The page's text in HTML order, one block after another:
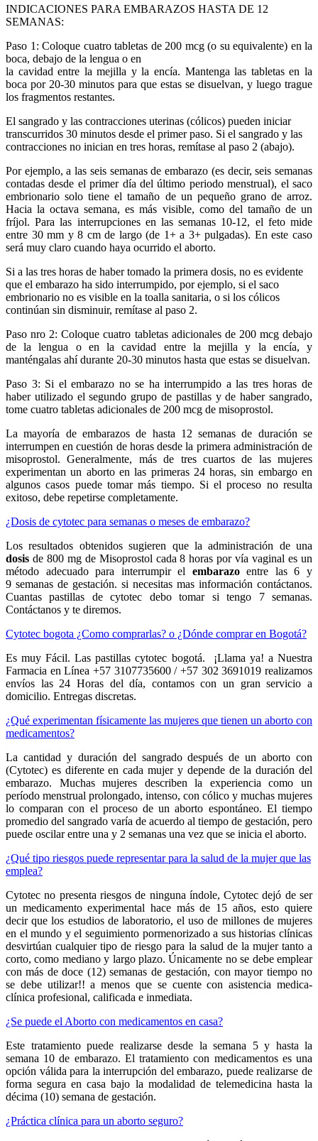
INDICACIONES PARA EMBARAZOS HASTA DE 12
SEMANAS:
Paso 1: Coloque cuatro tabletas de 200 mcg (o su equivalente) en la
boca, debajo de la lengua o en
la cavidad entre la mejilla y la encía. Mantenga las tabletas en la
boca por 20-30 minutos para que estas se disuelvan, y luego trague
los fragmentos restantes.
El sangrado y las contracciones uterinas (cólicos) pueden iniciar
transcurridos 30 minutos desde el primer paso. Si el sangrado y las
contracciones no inician en tres horas, remítase al paso 2 (abajo).
Por ejemplo, a las seis semanas de embarazo (es decir, seis semanas
contadas desde el primer día del último periodo menstrual), el saco
embrionario solo tiene el tamaño de un pequeño grano de arroz.
Hacia la octava semana, es más visible, como del tamaño de un
fríjol. Para las interrupciones en las semanas 10-12, el feto mide
entre 30 mm y 8 cm de largo (de 1+ a 3+ pulgadas). En este caso
será muy claro cuando haya ocurrido el aborto.
Si a las tres horas de haber tomado la primera dosis, no es evidente
que el embarazo ha sido interrumpido, por ejemplo, si el saco
embrionario no es visible en la toalla sanitaria, o si los cólicos
continúan sin disminuir, remítase al paso 2.
Paso nro 2: Coloque cuatro tabletas adicionales de 200 mcg debajo
de la lengua o en la cavidad entre la mejilla y la encía, y
manténgalas ahí durante 20-30 minutos hasta que estas se disuelvan.
Paso 3: Si el embarazo no se ha interrumpido a las tres horas de
haber utilizado el segundo grupo de pastillas y de haber sangrado,
tome cuatro tabletas adicionales de 200 mcg de misoprostol.
La mayoría de embarazos de hasta 12 semanas de duración se
interrumpen en cuestión de horas desde la primera administración de
misoprostol. Generalmente, más de tres cuartos de las mujeres
experimentan un aborto en las primeras 24 horas, sin embargo en
algunos casos puede tomar más tiempo. Si el proceso no resulta
exitoso, debe repetirse completamente.
¿Dosis de cytotec para semanas o meses de embarazo?
Los resultados obtenidos sugieren que la administración de una
dosis de 800 mg de Misoprostol cada 8 horas por vía vaginal es un
método adecuado para interrumpir el embarazoentre las 6 y
9 semanas de gestación. si necesitas mas información contáctanos.
Cuantas pastillas de cytotec debo tomar si tengo 7 semanas.
Contáctanos y te diremos.
Cytotec bogota ¿Como comprarlas? o ¿Dónde comprar en Bogotá?
Es muy Fácil. Las pastillas cytotec bogotá. ¡Llama ya! a Nuestra
Farmacia en Línea +57 3107735600 / +57 302 3691019 realizamos
envíos las 24 Horas del día, contamos con un gran servicio a
domicilio. Entregas discretas.
¿Qué experimentan físicamente las mujeres que tienen un aborto con
medicamentos?
La cantidad y duración del sangrado después de un aborto con
(Cytotec) es diferente en cada mujer y depende de la duración del
embarazo. Muchas mujeres describen la experiencia como un
período menstrual prolongado, intenso, con cólico y muchas mujeres
lo comparan con el proceso de un aborto espontáneo. El tiempo
promedio del sangrado varía de acuerdo al tiempo de gestación, pero
puede oscilar entre una y 2 semanas una vez que se inicia el aborto.
¿Qué tipo riesgos puede representar para la salud de la mujer que las
emplea?
Cytotec no presenta riesgos de ninguna índole, Cytotec dejó de ser
un medicamento experimental hace más de 15 años, esto quiere
decir que los estudios de laboratorio, el uso de millones de mujeres
en el mundo y el seguimiento pormenorizado a sus historias clínicas
desvirtúan cualquier tipo de riesgo para la salud de la mujer tanto a
corto, como mediano y largo plazo. Únicamente no se debe emplear
con más de doce (12) semanas de gestación, con mayor tiempo no
se debe utilizar!! a menos que se cuente con asistencia medica-
clínica profesional, calificada e inmediata.
¿Se puede el Aborto con medicamentos en casa?
Este tratamiento puede realizarse desde la semana 5 y hasta la
semana 10 de embarazo. El tratamiento con medicamentos es una
opción válida para la interrupción del embarazo, puede realizarse de
forma segura en casa bajo la modalidad de telemedicina hasta la
décima (10) semana de gestación.
¿Práctica clínica para un aborto seguro?